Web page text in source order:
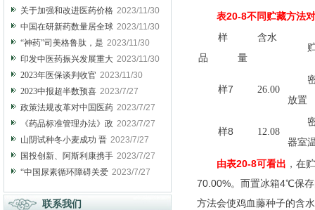
关于加强和改进医药价格 2023/11/30
中国在研新药数量居全球 2023/11/30
“神药”司美格鲁肽，是 2023/11/30
印发中医药振兴发展重大 2023/11/30
2023年医保谈判收官 2023/11/30
2023中报超半数预喜 2023/7/27
政策法规改革对中国医药 2023/7/27
《药品标准管理办法》政 2023/7/27
山阴试种冬小麦成功 晋 2023/7/27
国投创新、阿斯利康携手 2023/7/27
“中国尿素循环障碍关爱 2023/7/27
联系我们
表20-8不同贮藏方法
样
品
含水
量
样7 26.00
放置
样8 12.08
器室
由表20-8可看出 ，在
70.00%。而置冰箱4℃保存
方法会使鸡血藤种子的含